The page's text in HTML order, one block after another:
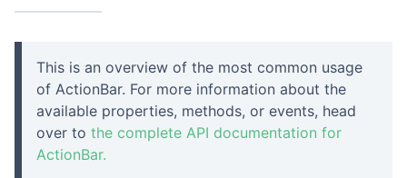
This is an overview of the most common usage
of ActionBar. For more information about the
available properties, methods, or events, head
over to the complete API documentation for
ActionBar.